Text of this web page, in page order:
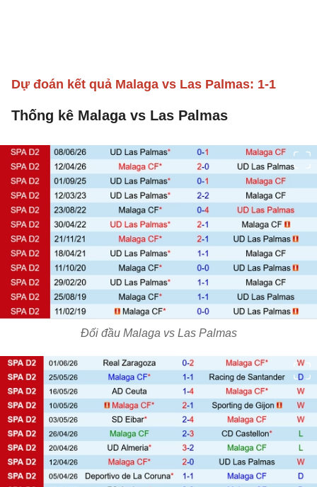
Dự đoán kết quả Malaga vs Las Palmas: 1-1
Thống kê Malaga vs Las Palmas
Đối đầu Malaga vs Las Palmas